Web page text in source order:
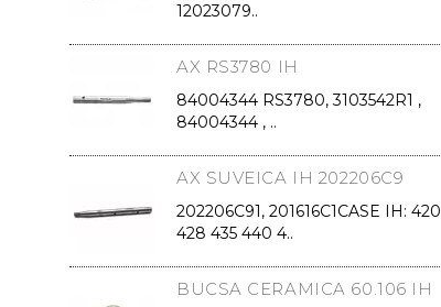
12023079..
AX RS3780 IH
84004344 RS3780, 3103542R1 ,
84004344 , ..
AX SUVEICA IH 202206C9
202206C91, 201616C1CASE IH: 420
428 435 440 4..
BUCSA CERAMICA 60.106 IH